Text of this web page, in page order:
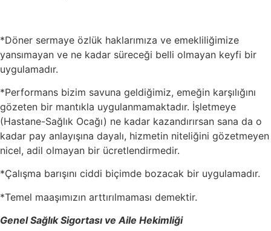
*Döner sermaye özlük haklarımıza ve emekliliğimize
yansımayan ve ne kadar süreceği belli olmayan keyfi bir
uygulamadır.
*Performans bizim savuna geldiğimiz, emeğin karşılığını
gözeten bir mantıkla uygulanmamaktadır. İşletmeye
(Hastane-Sağlık Ocağı) ne kadar kazandırırsan sana da o
kadar pay anlayışına dayalı, hizmetin niteliğini gözetmeyen
nicel, adil olmayan bir ücretlendirmedir.
*Çalışma barışını ciddi biçimde bozacak bir uygulamadır.
*Temel maaşımızın arttırılmaması demektir.
Genel Sağlık Sigortası ve Aile Hekimliği